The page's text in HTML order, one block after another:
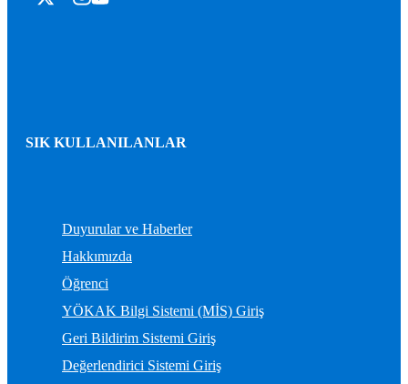
SIK KULLANILANLAR
Duyurular ve Haberler
Hakkımızda
Öğrenci
YÖKAK Bilgi Sistemi (MİS) Giriş
Geri Bildirim Sistemi Giriş
Değerlendirici Sistemi Giriş